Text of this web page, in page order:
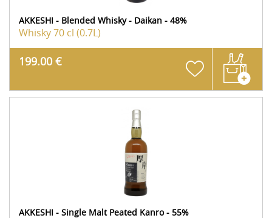
AKKESHI - Blended Whisky - Daikan - 48%
Whisky70 cl (0.7L)
199.00 €
AKKESHI - Single Malt Peated Kanro - 55%